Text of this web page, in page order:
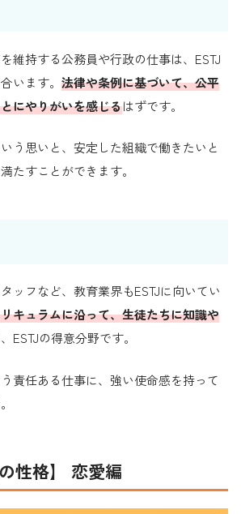
維持する公務員や行政の仕事は、ESTJ
います。 法律や条例に基づいて、公平
にやりがいを感じるはずです。
う思いと、安定した組織で働きたいと
たすことができます。
ッフなど、教育業界もESTJに向いてい
キュラムに沿って、生徒たちに知識や
ESTJの得意分野です。
責任ある仕事に、強い使命感を持って
性格】 恋愛編